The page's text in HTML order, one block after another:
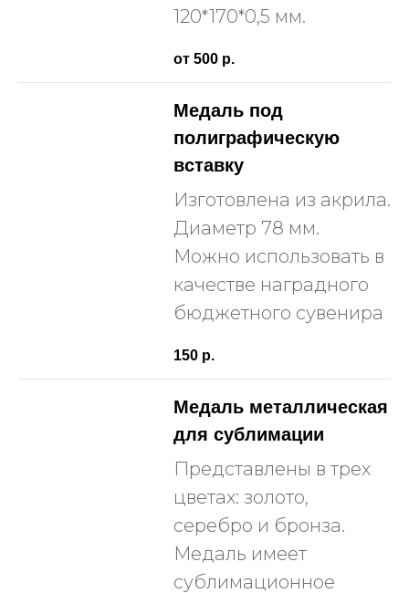
120*170*0,5 мм.
от 500 р.
Медаль под
полиграфическую
вставку
Изготовлена из акрила.
Диаметр 78 мм.
Можно использовать в
качестве наградного
бюджетного сувенира
150 р.
Медаль металлическая
для сублимации
Представлены в трех
цветах: золото,
серебро и бронза.
Медаль имеет
сублимационное